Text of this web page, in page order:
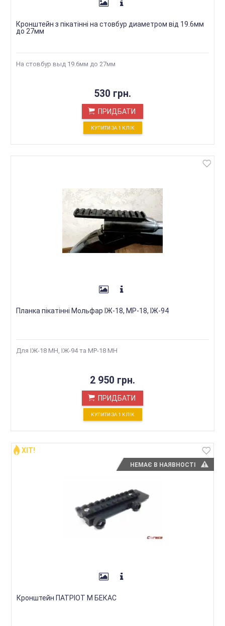
Кронштейн з пікатінні на стовбур диаметром від 19.6мм
до 27мм
На стовбур выд 19.6мм до 27мм
530 грн.
ПРИДБАТИ
КУПИТИ ЗА 1 КЛIК
Планка пікатінні Мольфар ІЖ-18, МР-18, ІЖ-94
Для ІЖ-18 МН, ІЖ-94 та МР-18 МН
2 950 грн.
ПРИДБАТИ
КУПИТИ ЗА 1 КЛIК
НЕМАЄ В НАЯВНОСТІ
ХІТ!
Кронштейн ПАТРІОТ М БЕКАС